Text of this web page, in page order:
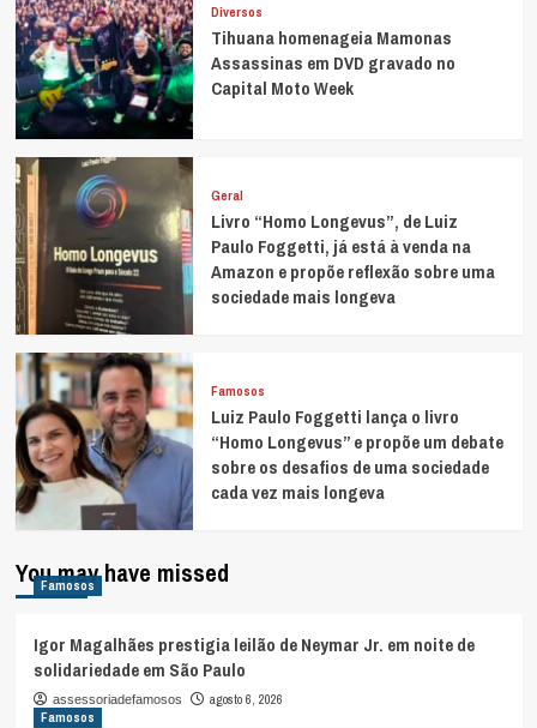
Diversos
Tihuana homenageia Mamonas
Assassinas em DVD gravado no
Capital Moto Week
Geral
Livro “Homo Longevus”, de Luiz
Paulo Foggetti, já está à venda na
Amazon e propõe reflexão sobre uma
sociedade mais longeva
Famosos
Luiz Paulo Foggetti lança o livro
“Homo Longevus” e propõe um debate
sobre os desafios de uma sociedade
cada vez mais longeva
You may have missed
Famosos
Igor Magalhães prestigia leilão de Neymar Jr. em noite de
solidariedade em São Paulo
assessoriadefamosos
agosto 6, 2026
Famosos